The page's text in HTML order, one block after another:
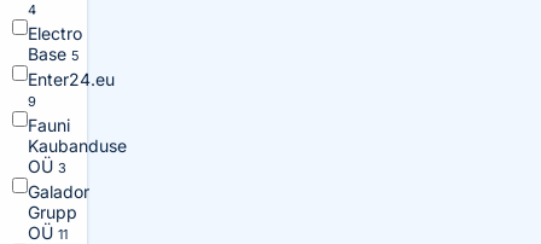
4
Electro
Base 5
Enter24.eu
9
Fauni
Kaubanduse
OÜ 3
Galador
Grupp
OÜ 11